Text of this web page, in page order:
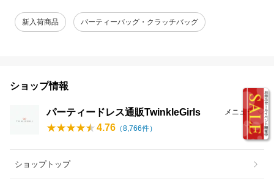
新入荷商品 パーティーバッグ・クラッチバッグ
ショップ情報
パーティードレス通販TwinkleGirls メニュー
4.76 （8,766件）
ショップトップ